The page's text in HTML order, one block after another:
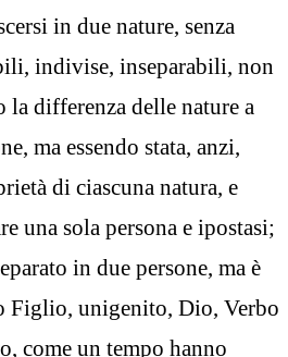
in due nature, senza
indivise, inseparabili, non
la differenza delle nature a
ma essendo stata, anzi,
di ciascuna natura, e
una sola persona e ipostasi;
in due persone, ma è
Figlio, unigenito, Dio, Verbo
come un tempo hanno